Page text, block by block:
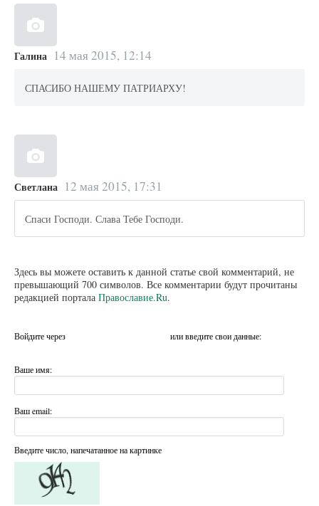
Галина 14 мая 2015, 12:14
СПАСИБО НАШЕМУ ПАТРИАРХУ!
Светлана 12 мая 2015, 17:31
Спаси Господи. Слава Тебе Господи.
Здесь вы можете оставить к данной статье свой комментарий, не
превышающий 700 символов. Все комментарии будут прочитаны
редакцией портала Православие.Ru.
Войдите через или введите свои данные:
Ваше имя:
Ваш email:
Введите число, напечатанное на картинке